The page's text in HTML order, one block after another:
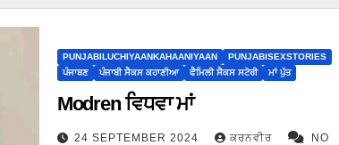
PUNJABILUCHIYAANKAHAANIYAAN
PUNJABISEXSTORIES
ਪੰਜਾਬਣ
ਪੰਜਾਬੀ ਸੈਕਸ ਕਹਾਣੀਆ ਫੈਮਿਲੀ ਸੈਕਸ ਸਟੋਰੀ ਮਾਂ ਪੁੱਤ
Modren ਵਿਧਵਾ ਮਾਂ
24 SEPTEMBER 2024 ਕਰਨਵੀਰ NO